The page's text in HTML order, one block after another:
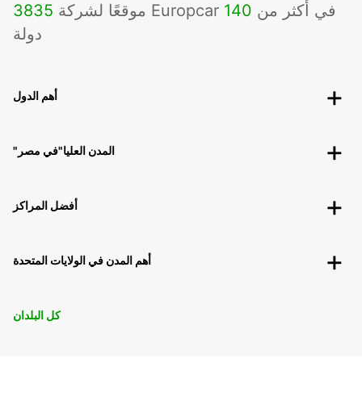
3835 موقعًا لشركة Europcar في أكثر من 140
دولة
أهم الدول
"المدن العليا"في مصر
أفضل المراكز
أهم المدن في الولايات المتحدة
كل البلدان